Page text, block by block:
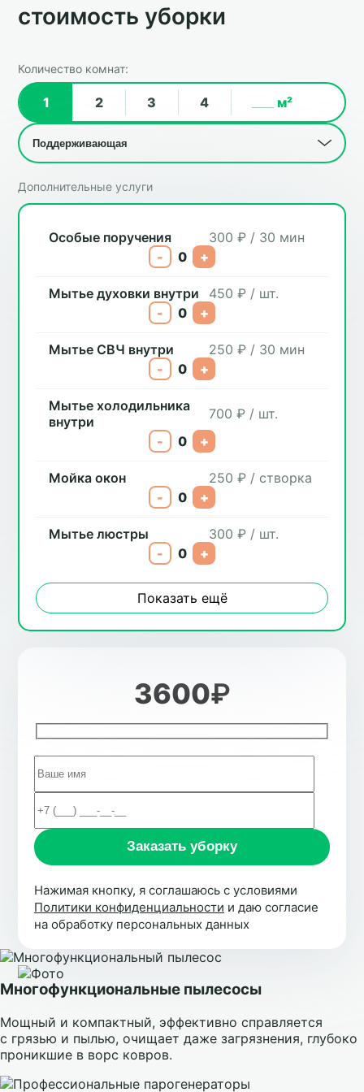
стоимость уборки
Количество комнат:
1 2 3 4 м²
Дополнительные услуги
Особые поручения
300 ₽ / 30 мин
-
0 +
Мытье духовки внутри
450 ₽ / шт.
-
0 +
Мытье СВЧ внутри
250 ₽ / 30 мин
-
0 +
Мытье холодильника
внутри
700 ₽ / шт.
-
0 +
Мойка окон
250 ₽ / створка
-
0 +
Мытье люстры
300 ₽ / шт.
-
0 +
Показать ещё
3600₽
Нажимая кнопку, я соглашаюсь с условиями
Политики конфиденциальности и даю согласие
на обработку персональных данных
Многофункциональные пылесосы
Мощный и компактный, эффективно справляется
с грязью и пылью, очищает даже загрязнения, глубоко
проникшие в ворс ковров.